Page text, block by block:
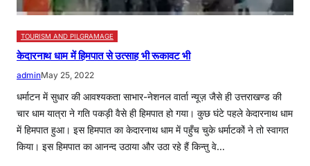
TOURISM AND PILGRAMAGE
केदारनाथ धाम में हिमपात से उत्साह भी रूकावट भी
adminMay 25, 2022
धर्माटन में सुधार की आवश्यकता साभार-नेशनल वार्ता न्यूज़ जैसे ही उत्तराखण्ड की
चार धाम यात्रा ने गति पकड़ी वैसे ही हिमपात हो गया। कुछ घंटे पहले केदारनाथ धाम
में हिमपात हुआ। इस हिमपात का केदारनाथ धाम में पहुँच चुके धर्माटकों ने तो स्वागत
किया। इस हिमपात का आनन्द उठाया और उठा रहे हैं किन्तु वे…